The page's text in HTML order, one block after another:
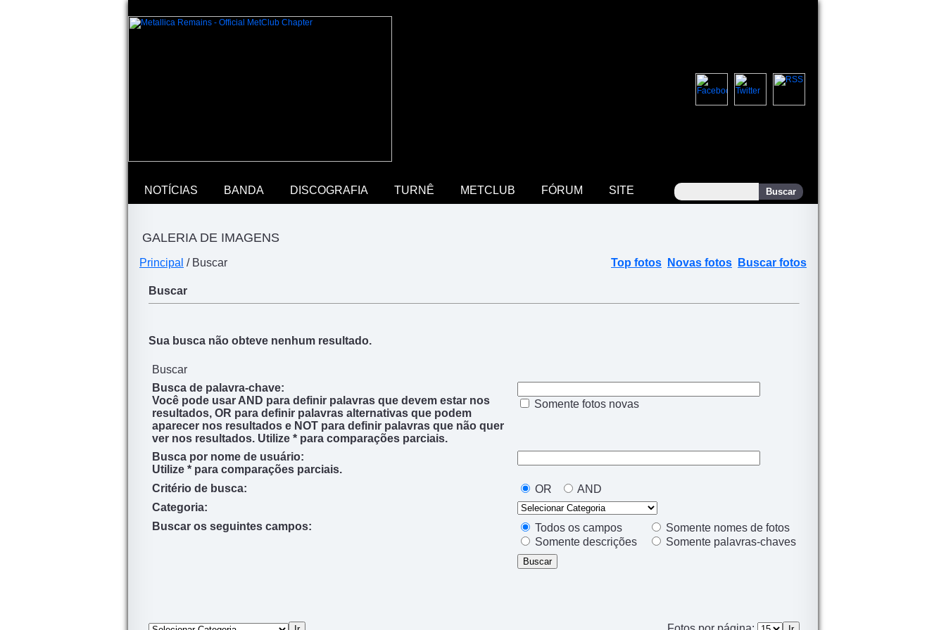
NOTÍCIAS BANDA DISCOGRAFIA TURNÊ METCLUB FÓRUM SITE
GALERIA DE IMAGENS
Principal / Buscar Top fotos Novas fotos Buscar fotos
Buscar
Sua busca não obteve nenhum resultado.
Buscar
Busca de palavra-chave:
Você pode usar AND para definir palavras que devem estar nos
resultados, OR para definir palavras alternativas que podem
aparecer nos resultados e NOT para definir palavras que não quer
ver nos resultados. Utilize * para comparações parciais.
Somente fotos novas
Busca por nome de usuário:
Utilize * para comparações parciais.
Critério de busca:
OR
AND
Categoria:
Buscar os seguintes campos:
Todos os campos
Somente nomes de fotos
Somente descrições
Somente palavras-chaves